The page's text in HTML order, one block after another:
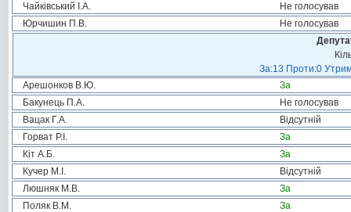
Чайківський І.А.
Не голосував
Юрчишин П.В.
Не голосував
За:13 Проти:0
Арешонков В.Ю.
За
Бакунець П.А.
Не голосував
Вацак Г.А.
Відсутній
Горват Р.І.
За
Кіт А.Б.
За
Кучер М.І.
Відсутній
Люшняк М.В.
За
Поляк В.М.
За